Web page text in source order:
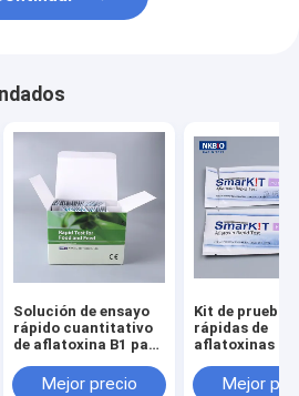
Solución de ensayo
rápido cuantitativo
de aflatoxina B1 para
cereales y piensos
Mejor precio
Kit de pruebas
rápidas de
aflatoxinas
piensos.
Mejor